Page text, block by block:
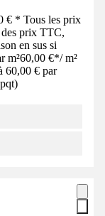
€ * Tous les prix
prix TTC,
en sus si
m²60,00 €*/ m²
60,00 € par
pqt)